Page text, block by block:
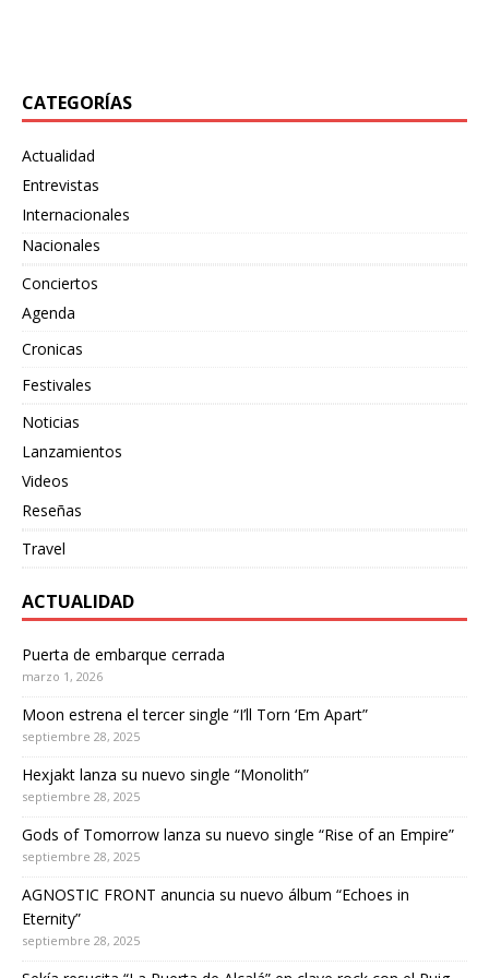
CATEGORÍAS
Actualidad
Entrevistas
Internacionales
Nacionales
Conciertos
Agenda
Cronicas
Festivales
Noticias
Lanzamientos
Videos
Reseñas
Travel
ACTUALIDAD
Puerta de embarque cerrada
marzo 1, 2026
Moon estrena el tercer single “I’ll Torn ‘Em Apart”
septiembre 28, 2025
Hexjakt lanza su nuevo single “Monolith”
septiembre 28, 2025
Gods of Tomorrow lanza su nuevo single “Rise of an Empire”
septiembre 28, 2025
AGNOSTIC FRONT anuncia su nuevo álbum “Echoes in
Eternity”
septiembre 28, 2025